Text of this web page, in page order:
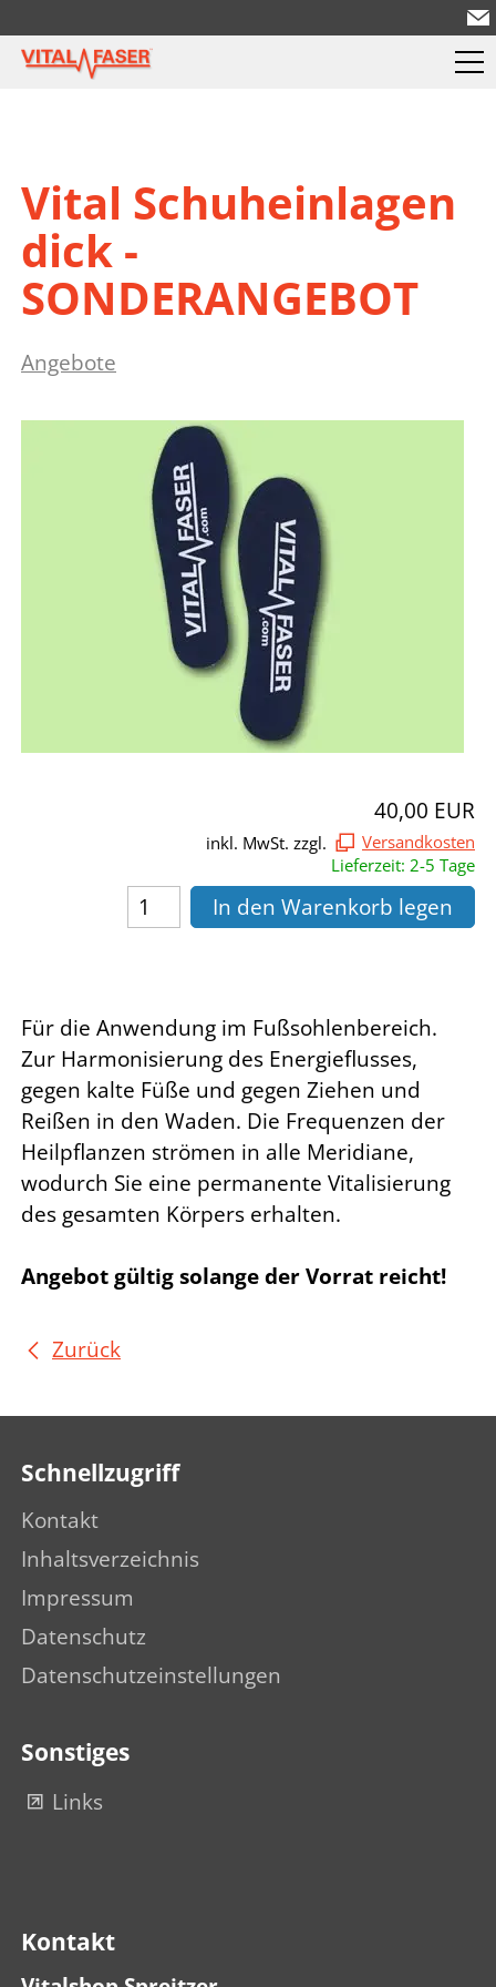
Vital Schuheinlagen
dick -
SONDERANGEBOT
Angebote
40,00 EUR
inkl. MwSt. zzgl.
Versandkosten
Lieferzeit: 2-5 Tage
In den Warenkorb legen
Für die Anwendung im Fußsohlenbereich.
Zur Harmonisierung des Energieflusses,
gegen kalte Füße und gegen Ziehen und
Reißen in den Waden. Die Frequenzen der
Heilpflanzen strömen in alle Meridiane,
wodurch Sie eine permanente Vitalisierung
des gesamten Körpers erhalten.
Angebot gültig solange der Vorrat reicht!
Zurück
Schnellzugriff
Kontakt
Inhaltsverzeichnis
Impressum
Datenschutz
Datenschutzeinstellungen
Sonstiges
Links
Kontakt